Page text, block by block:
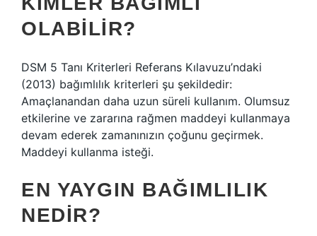
OLABILIR?
DSM 5 Tanı Kriterleri Referans Kılavuzu’ndaki
(2013) bağımlılık kriterleri şu şekildedir:
Amaçlanandan daha uzun süreli kullanım. Olumsuz
etkilerine ve zararına rağmen maddeyi kullanmaya
devam ederek zamanınızın çoğunu geçirmek.
Maddeyi kullanma isteği.
EN YAYGIN BAĞIMLILIK
NEDIR?